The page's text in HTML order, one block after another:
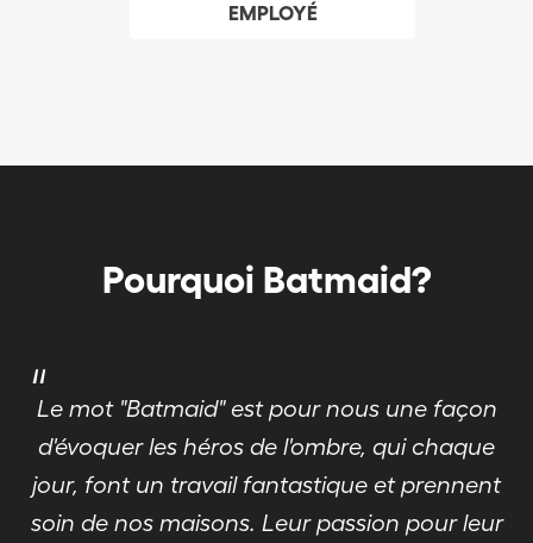
EMPLOYÉ
Pourquoi Batmaid?
"
Le mot "Batmaid" est pour nous une façon
d'évoquer les héros de l'ombre, qui chaque
jour, font un travail fantastique et prennent
soin de nos maisons. Leur passion pour leur